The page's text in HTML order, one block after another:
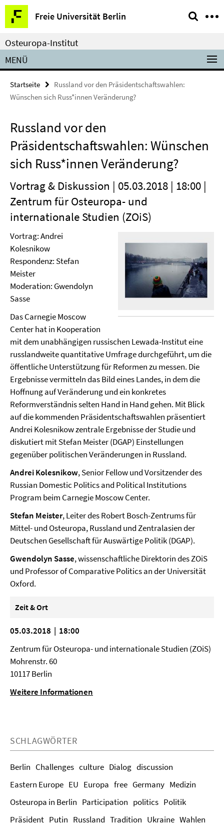
Springe
direkt
zu
Inhalt
Freie Universität Berlin
Service-
Navigation
Osteuropa-Institut
MENÜ
Startseite
Russland vor den Präsidentschaftswahlen:
Wünschen sich Russ*innen Veränderung?
Russland vor den
Präsidentschaftswahlen: Wünschen
sich Russ*innen Veränderung?
Vortrag & Diskussion | 05.03.2018 | 18:00 |
Zentrum für Osteuropa- und
internationale Studien (ZOiS)
Vortrag: Andrei
Kolesnikow
Respondenz: Stefan
Meister
Moderation: Gwendolyn
Sasse
Das Carnegie Moscow
Center hat in Kooperation
mit dem unabhängigen russischen Lewada-Institut eine
russlandweite quantitative Umfrage durchgeführt, um die
öffentliche Unterstützung für Reformen zu messen. Die
Ergebnisse vermitteln das Bild eines Landes, in dem die
Hoffnung auf Veränderung und ein konkretes
Reformverständnis selten Hand in Hand gehen. Mit Blick
auf die kommenden Präsidentschaftswahlen präsentiert
Andrei Kolesnikow zentrale Ergebnisse der Studie und
diskutiert mit Stefan Meister (DGAP) Einstellungen
gegenüber politischen Veränderungen in Russland.
Andrei Kolesnikow, Senior Fellow und Vorsitzender des
Russian Domestic Politics and Political Institutions
Program beim Carnegie Moscow Center.
Stefan Meister, Leiter des Robert Bosch-Zentrums für
Mittel- und Osteuropa, Russland und Zentralasien der
Deutschen Gesellschaft für Auswärtige Politik (DGAP).
Gwendolyn Sasse, wissenschaftliche Direktorin des ZOiS
und Professor of Comparative Politics an der Universität
Oxford.
Zeit & Ort
05.03.2018 | 18:00
Zentrum für Osteuropa- und internationale Studien (ZOiS)
Mohrenstr. 60
10117 Berlin
Weitere Informationen
SCHLAGWÖRTER
Berlin Challenges culture Dialog discussion
Eastern Europe EU Europa free Germany Medizin
Osteuropa in Berlin Participation politics Politik
Präsident Putin Russland Tradition Ukraine Wahlen